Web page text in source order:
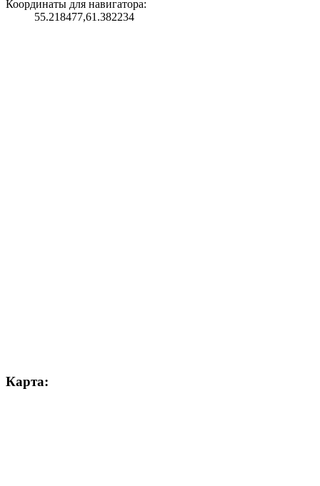
Координаты для навигатора:
55.218477,61.382234
Карта: